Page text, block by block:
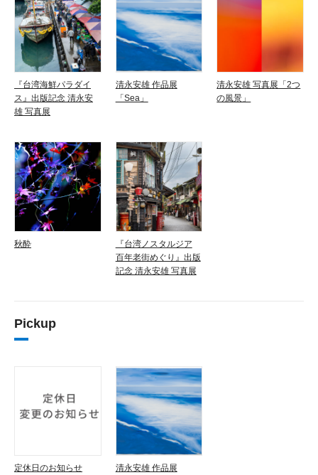
『台湾海鮮パラダイ
ス』出版記念 清永安
雄 写真展
清永安雄 作品展
「Sea」
清永安雄 写真展「2つ
の風景」
秋酔
『台湾ノスタルジア
百年老街めぐり』出版
記念 清永安雄 写真展
Pickup
定休日のお知らせ
清永安雄 作品展